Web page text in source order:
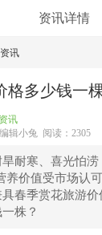
资讯详情
讯
格多少钱一
讯
辑小兔 阅读：2305
耐寒、喜光怕涝
养价值受市场认
春季赏花旅游
株？